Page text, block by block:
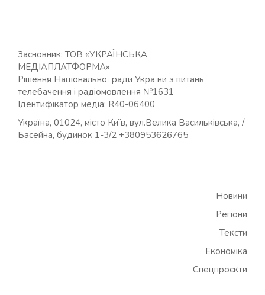
Засновник: ТОВ «УКРАЇНСЬКА
МЕДІАПЛАТФОРМА»
Рішення Національної ради України з питань
телебачення і радіомовлення №1631
Ідентифікатор медіа: R40-06400
Україна, 01024, місто Київ, вул.Велика Васильківська, /
Басейна, будинок 1-3/2 +380953626765
Новини
Регіони
Тексти
Економіка
Спецпроєкти